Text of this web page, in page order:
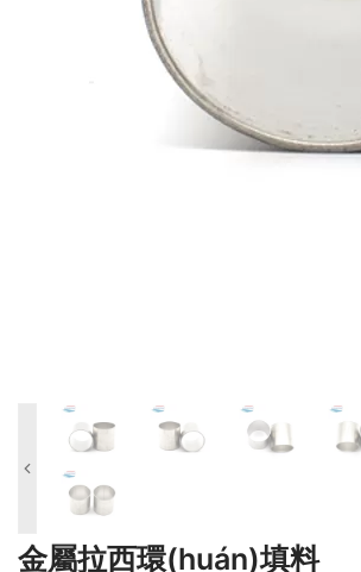
金屬拉西環(huán)填料